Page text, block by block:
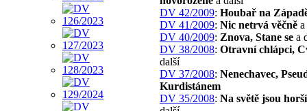
DV 42/2009: Houbař na
DV 41/2009: Nic netrvá věčně
DV 40/2009: Znova, Stane se a
DV 38/2008: Otravní chlápci,
další
DV 37/2008: Nenechavec,
Kurdistánem
DV 35/2008: Na světě jsou